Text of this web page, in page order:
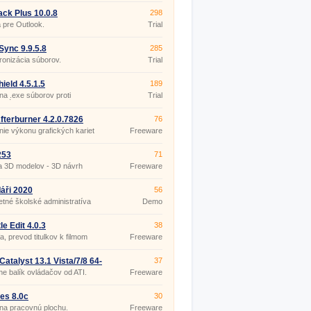
Plus 10.0.8
pre Outlook.
298
Trial
9.9.5.8
súborov.
285
Trial
4.5.1.5
.exe súborov proti
189
Trial
4.2.0.7826
výkonu grafických kariet
76
Freeware
3D modelov - 3D návrh
71
Freeware
2020
školské administratíva
56
Demo
Edit 4.0.3
prevod titulkov k filmom
38
Freeware
13.1 Vista/7/8 64-
balík ovládačov od ATI.
37
Freeware
8.0c
pracovnú plochu.
30
Freeware